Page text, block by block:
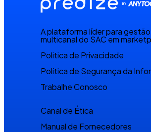
A plataforma líder para gestão
multicanal do SAC em
Politica de Privacidade
Política de Segurança da
Trabalhe Conosco
Canal de Ética
Manual de Fornecedores